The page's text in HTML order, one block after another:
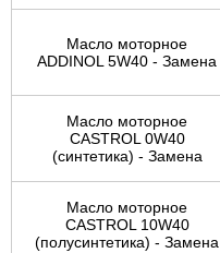
Масло моторное
ADDINOL 5W40 - Замена
Масло моторное
CASTROL 0W40
(синтетика) - Замена
Масло моторное
CASTROL 10W40
(полусинтетика) - Замена